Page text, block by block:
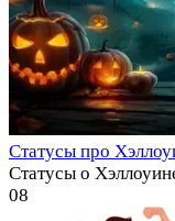
Статусы про
Статусы о
08